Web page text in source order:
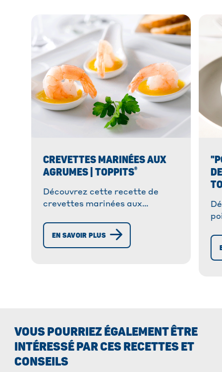
CREVETTES MARINÉES AUX
AGRUMES | TOPPITS®
Découvrez cette recette de
crevettes marinées aux
parfaite pour impressionner vos
invités !
EN SAVOIR PLUS
VOUS POURRIEZ ÉGALEMENT ÊTRE
INTÉRESSÉ PAR CES RECETTES ET
CONSEILS